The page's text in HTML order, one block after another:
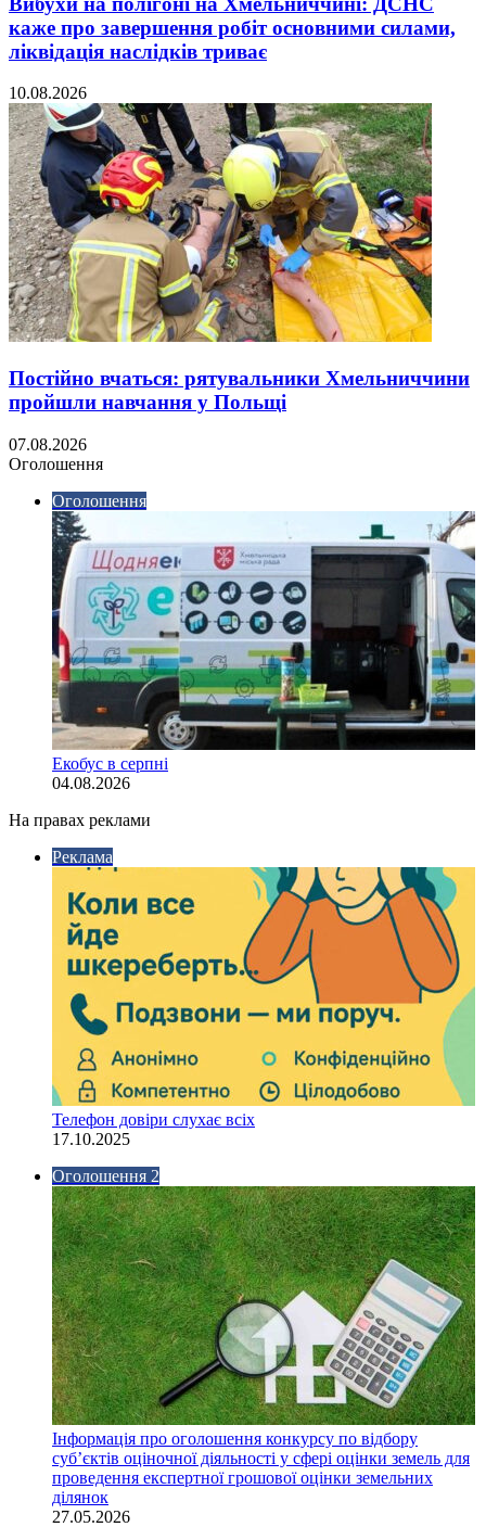
каже про завершення робіт основними силами,
ліквідація наслідків триває
10.08.2026
Постійно вчаться: рятувальники Хмельниччини
пройшли навчання у Польщі
07.08.2026
Оголошення
Оголошення
Екобус в серпні
04.08.2026
На правах реклами
Реклама
Телефон довіри слухає всіх
17.10.2025
Оголошення 2
Інформація про оголошення конкурсу по відбору
суб’єктів оціночної діяльності у сфері оцінки земель для
проведення експертної грошової оцінки земельних
ділянок
27.05.2026